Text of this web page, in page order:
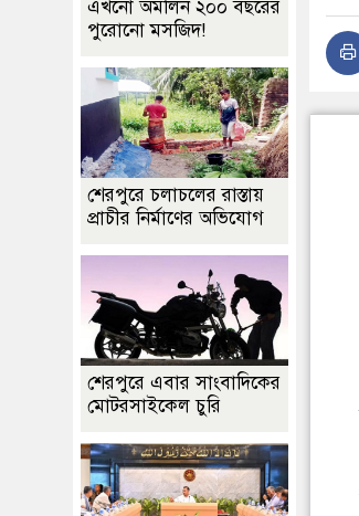
এখনো অমলিন ২০০ বছরের
পুরোনো মসজিদ!
শেরপুরে চলাচলের রাস্তায়
প্রাচীর নির্মাণের অভিযোগ
শেরপুরে এবার সাংবাদিকের
মোটরসাইকেল চুরি